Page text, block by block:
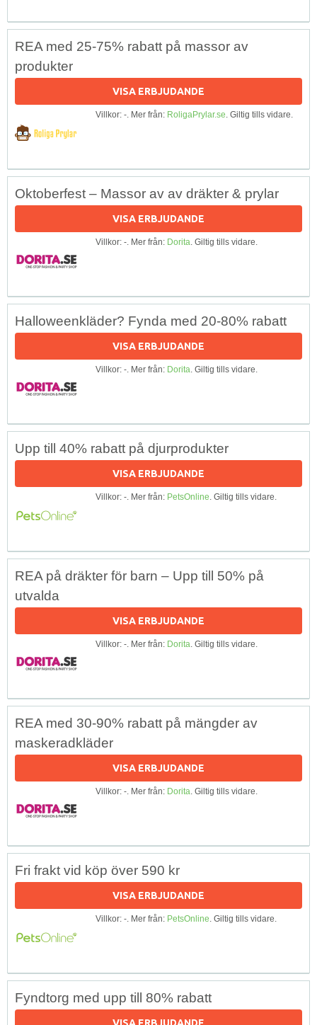
REA med 25-75% rabatt på massor av
produkter
VISA ERBJUDANDE
Villkor: -. Mer från: RoligaPrylar.se. Giltig tills vidare.
Oktoberfest – Massor av av dräkter & prylar
VISA ERBJUDANDE
Villkor: -. Mer från: Dorita. Giltig tills vidare.
Halloweenkläder? Fynda med 20-80% rabatt
VISA ERBJUDANDE
Villkor: -. Mer från: Dorita. Giltig tills vidare.
Upp till 40% rabatt på djurprodukter
VISA ERBJUDANDE
Villkor: -. Mer från: PetsOnline. Giltig tills vidare.
REA på dräkter för barn – Upp till 50% på
utvalda
VISA ERBJUDANDE
Villkor: -. Mer från: Dorita. Giltig tills vidare.
REA med 30-90% rabatt på mängder av
maskeradkläder
VISA ERBJUDANDE
Villkor: -. Mer från: Dorita. Giltig tills vidare.
Fri frakt vid köp över 590 kr
VISA ERBJUDANDE
Villkor: -. Mer från: PetsOnline. Giltig tills vidare.
Fyndtorg med upp till 80% rabatt